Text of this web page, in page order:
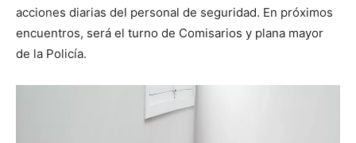
acciones diarias del personal de seguridad. En próximos
encuentros, será el turno de Comisarios y plana mayor
de la Policía.